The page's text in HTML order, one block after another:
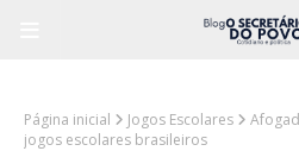
Página inicial Jogos Escolares
jogos escolares brasileiros